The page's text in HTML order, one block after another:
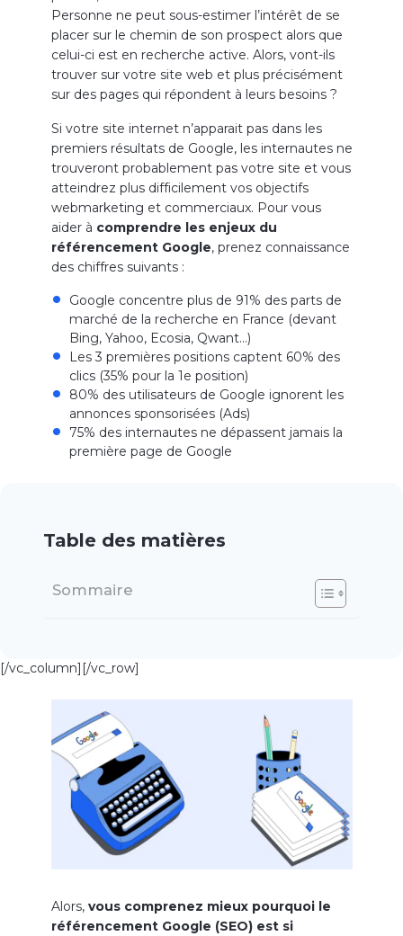
Personne ne peut sous-estimer l’intérêt de se
placer sur le chemin de son prospect alors que
celui-ci est en recherche active. Alors, vont-ils
trouver sur votre site web et plus précisément
sur des pages qui répondent à leurs besoins ?
Si votre site internet n’apparait pas dans les
premiers résultats de Google, les internautes ne
trouveront probablement pas votre site et vous
atteindrez plus difficilement vos objectifs
webmarketing et commerciaux. Pour vous
aider à comprendre les enjeux du
référencement Google, prenez connaissance
des chiffres suivants :
Google concentre plus de 91% des parts de
marché de la recherche en France (devant
Bing, Yahoo, Ecosia, Qwant…)
Les 3 premières positions captent 60% des
clics (35% pour la 1e position)
80% des utilisateurs de Google ignorent les
annonces sponsorisées (Ads)
75% des internautes ne dépassent jamais la
première page de Google
Table des matières
Sommaire
[/vc_column][/vc_row]
Alors, vous comprenez mieux pourquoi le
référencement Google (SEO) est si